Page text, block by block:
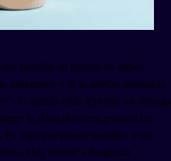
reunión de trabajo en inglés,
porcentaje y tú te quedas pensando
O quizás estás leyendo un artículo
la duda de cómo pronunciar
algo que parece sencillo, y en
Hoy vamos a desglosar